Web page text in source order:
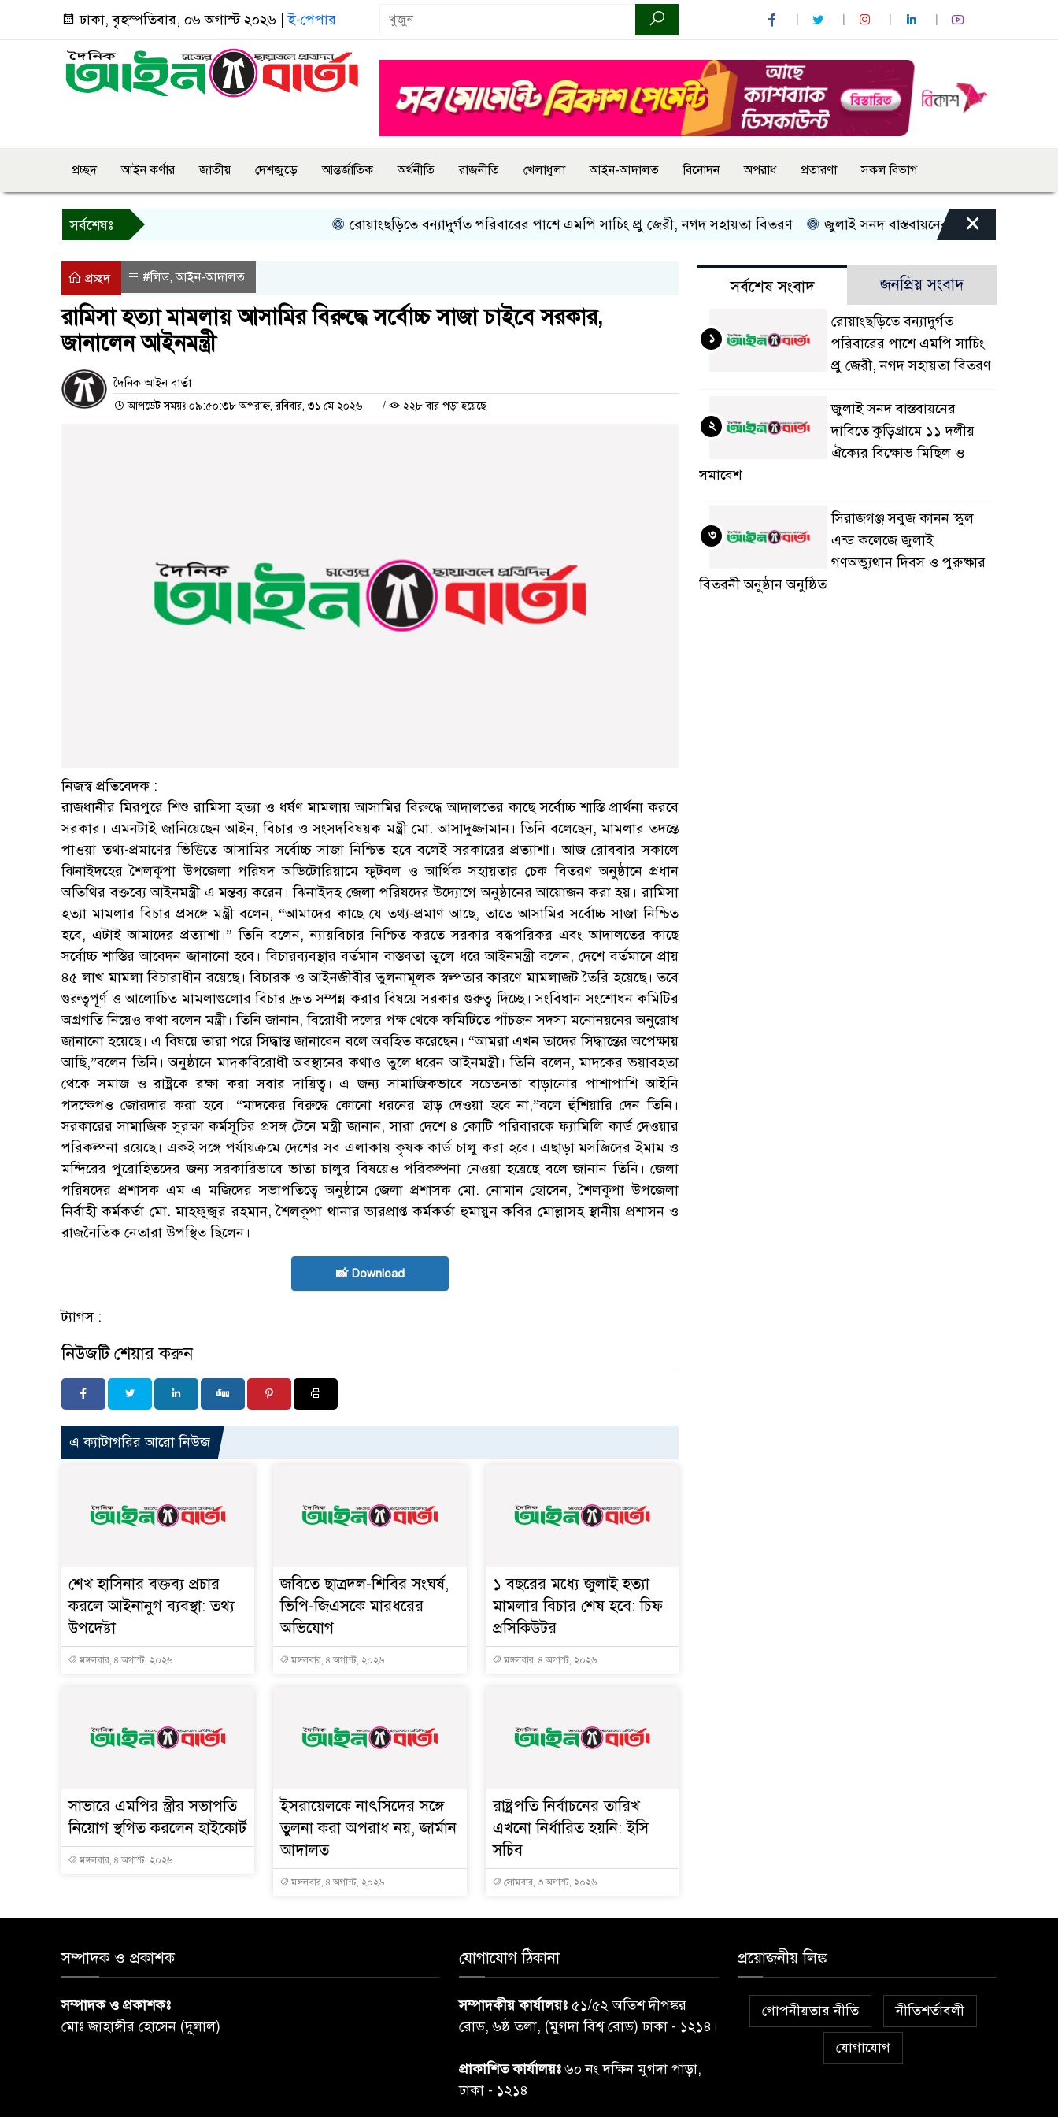
ঢাকা, বৃহস্পতিবার, ০৬ অগাস্ট ২০২৬ |ই-পেপার
প্রচ্ছদ আইন কর্ণার জাতীয় দেশজুড়ে আন্তর্জাতিক অর্থনীতি রাজনীতি খেলাধুলা আইন-আদালত বিনোদন অপরাধ প্রতারণা সকল বিভাগ
সর্বশেষঃ রোয়াংছড়িতে বন্যাদুর্গত পরিবারের পাশে এমপি সাচিং প্রু জেরী, নগদ সহায়তা বিতরণ জুলাই সনদ বাস্তবায়নের দাবিতে কুড়িগ্রামে ১১
×
প্রচ্ছদ #লিড,আইন-আদালত
রামিসা হত্যা মামলায় আসামির বিরুদ্ধে সর্বোচ্চ সাজা চাইবে সরকার,
জানালেন আইনমন্ত্রী
দৈনিক আইন বার্তা
আপডেট সময়ঃ ০৯:৫০:৩৮ অপরাহ্ন, রবিবার, ৩১ মে ২০২৬ / ২২৮ বার পড়া হয়েছে
নিজস্ব প্রতিবেদক :
রাজধানীর মিরপুরে শিশু রামিসা হত্যা ও ধর্ষণ মামলায় আসামির বিরুদ্ধে আদালতের কাছে সর্বোচ্চ শাস্তি প্রার্থনা করবে
সরকার। এমনটাই জানিয়েছেন আইন, বিচার ও সংসদবিষয়ক মন্ত্রী মো. আসাদুজ্জামান। তিনি বলেছেন, মামলার তদন্তে
পাওয়া তথ্য-প্রমাণের ভিত্তিতে আসামির সর্বোচ্চ সাজা নিশ্চিত হবে বলেই সরকারের প্রত্যাশা। আজ রোববার সকালে
ঝিনাইদহের শৈলকূপা উপজেলা পরিষদ অডিটোরিয়ামে ফুটবল ও আর্থিক সহায়তার চেক বিতরণ অনুষ্ঠানে প্রধান
অতিথির বক্তব্যে আইনমন্ত্রী এ মন্তব্য করেন। ঝিনাইদহ জেলা পরিষদের উদ্যোগে অনুষ্ঠানের আয়োজন করা হয়। রামিসা
হত্যা মামলার বিচার প্রসঙ্গে মন্ত্রী বলেন, “আমাদের কাছে যে তথ্য-প্রমাণ আছে, তাতে আসামির সর্বোচ্চ সাজা নিশ্চিত
হবে, এটাই আমাদের প্রত্যাশা।” তিনি বলেন, ন্যায়বিচার নিশ্চিত করতে সরকার বদ্ধপরিকর এবং আদালতের কাছে
সর্বোচ্চ শাস্তির আবেদন জানানো হবে। বিচারব্যবস্থার বর্তমান বাস্তবতা তুলে ধরে আইনমন্ত্রী বলেন, দেশে বর্তমানে প্রায়
৪৫ লাখ মামলা বিচারাধীন রয়েছে। বিচারক ও আইনজীবীর তুলনামূলক স্বল্পতার কারণে মামলাজট তৈরি হয়েছে। তবে
গুরুত্বপূর্ণ ও আলোচিত মামলাগুলোর বিচার দ্রুত সম্পন্ন করার বিষয়ে সরকার গুরুত্ব দিচ্ছে। সংবিধান সংশোধন কমিটির
অগ্রগতি নিয়েও কথা বলেন মন্ত্রী। তিনি জানান, বিরোধী দলের পক্ষ থেকে কমিটিতে পাঁচজন সদস্য মনোনয়নের অনুরোধ
জানানো হয়েছে। এ বিষয়ে তারা পরে সিদ্ধান্ত জানাবেন বলে অবহিত করেছেন। “আমরা এখন তাদের সিদ্ধান্তের অপেক্ষায়
আছি,”বলেন তিনি। অনুষ্ঠানে মাদকবিরোধী অবস্থানের কথাও তুলে ধরেন আইনমন্ত্রী। তিনি বলেন, মাদকের ভয়াবহতা
থেকে সমাজ ও রাষ্ট্রকে রক্ষা করা সবার দায়িত্ব। এ জন্য সামাজিকভাবে সচেতনতা বাড়ানোর পাশাপাশি আইনি
পদক্ষেপও জোরদার করা হবে। “মাদকের বিরুদ্ধে কোনো ধরনের ছাড় দেওয়া হবে না,”বলে হুঁশিয়ারি দেন তিনি।
সরকারের সামাজিক সুরক্ষা কর্মসূচির প্রসঙ্গ টেনে মন্ত্রী জানান, সারা দেশে ৪ কোটি পরিবারকে ফ্যামিলি কার্ড দেওয়ার
পরিকল্পনা রয়েছে। একই সঙ্গে পর্যায়ক্রমে দেশের সব এলাকায় কৃষক কার্ড চালু করা হবে। এছাড়া মসজিদের ইমাম ও
মন্দিরের পুরোহিতদের জন্য সরকারিভাবে ভাতা চালুর বিষয়েও পরিকল্পনা নেওয়া হয়েছে বলে জানান তিনি। জেলা
পরিষদের প্রশাসক এম এ মজিদের সভাপতিত্বে অনুষ্ঠানে জেলা প্রশাসক মো. নোমান হোসেন, শৈলকূপা উপজেলা
নির্বাহী কর্মকর্তা মো. মাহফুজুর রহমান, শৈলকূপা থানার ভারপ্রাপ্ত কর্মকর্তা হুমায়ুন কবির মোল্লাসহ স্থানীয় প্রশাসন ও
রাজনৈতিক নেতারা উপস্থিত ছিলেন।
📸 Download
ট্যাগস :
নিউজটি শেয়ার করুন
এ ক্যাটাগরির আরো নিউজ
শেখ হাসিনার বক্তব্য প্রচার
করলে আইনানুগ ব্যবস্থা: তথ্য
উপদেষ্টা
মঙ্গলবার, ৪ অগাস্ট, ২০২৬
জবিতে ছাত্রদল-শিবির সংঘর্ষ,
ভিপি-জিএসকে মারধরের
অভিযোগ
মঙ্গলবার, ৪ অগাস্ট, ২০২৬
১ বছরের মধ্যে জুলাই হত্যা
মামলার বিচার শেষ হবে: চিফ
প্রসিকিউটর
মঙ্গলবার, ৪ অগাস্ট, ২০২৬
সাভারে এমপির স্ত্রীর সভাপতি
নিয়োগ স্থগিত করলেন হাইকোর্ট
মঙ্গলবার, ৪ অগাস্ট, ২০২৬
ইসরায়েলকে নাৎসিদের সঙ্গে
তুলনা করা অপরাধ নয়, জার্মান
আদালত
মঙ্গলবার, ৪ অগাস্ট, ২০২৬
রাষ্ট্রপতি নির্বাচনের তারিখ
এখনো নির্ধারিত হয়নি: ইসি
সচিব
সোমবার, ৩ অগাস্ট, ২০২৬
সর্বশেষ সংবাদ জনপ্রিয় সংবাদ
রোয়াংছড়িতে বন্যাদুর্গত
পরিবারের পাশে এমপি সাচিং
প্রু জেরী, নগদ সহায়তা বিতরণ
১
জুলাই সনদ বাস্তবায়নের
দাবিতে কুড়িগ্রামে ১১ দলীয়
ঐক্যের বিক্ষোভ মিছিল ও
সমাবেশ
২
সিরাজগঞ্জ সবুজ কানন স্কুল
এন্ড কলেজে জুলাই
গণঅভ্যুথান দিবস ও পুরুষ্কার
বিতরনী অনুষ্ঠান অনুষ্ঠিত
৩
সম্পাদক ও প্রকাশক
সম্পাদক ও প্রকাশকঃ
মোঃ জাহাঙ্গীর হোসেন (দুলাল)
যোগাযোগ ঠিকানা
সম্পাদকীয় কার্যালয়ঃ ৫১/৫২ অতিশ দীপঙ্কর
রোড, ৬ষ্ঠ তলা, (মুগদা বিশ্ব রোড) ঢাকা - ১২১৪।
প্রাকাশিত কার্যালয়ঃ৬০ নং দক্ষিন মুগদা পাড়া,
ঢাকা - ১২১৪
প্রয়োজনীয় লিঙ্ক
গোপনীয়তার নীতি নীতিশর্তাবলী
যোগাযোগ